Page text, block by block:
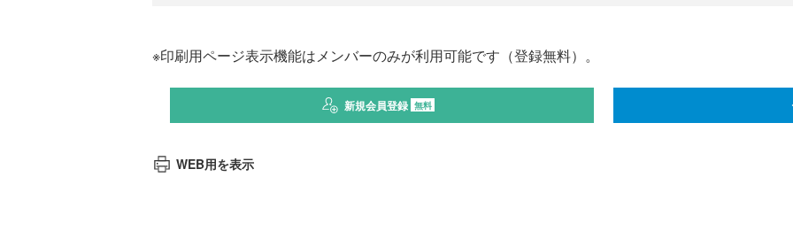
※印刷用ページ表示機能はメンバーのみが利用可能です（登録無料）。
新規会員登録 無料
WEB用を表示